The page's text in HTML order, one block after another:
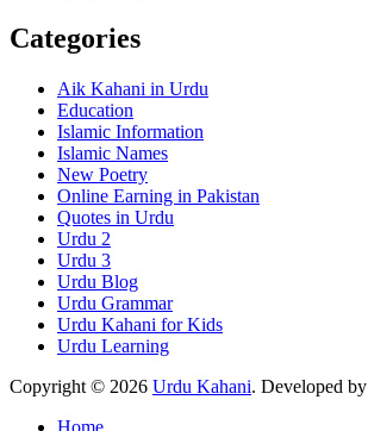
Categories
Aik Kahani in Urdu
Education
Islamic Information
Islamic Names
New Poetry
Online Earning in Pakistan
Quotes in Urdu
Urdu 2
Urdu 3
Urdu Blog
Urdu Grammar
Urdu Kahani for Kids
Urdu Learning
Copyright © 2026 Urdu Kahani. Developed by
Home